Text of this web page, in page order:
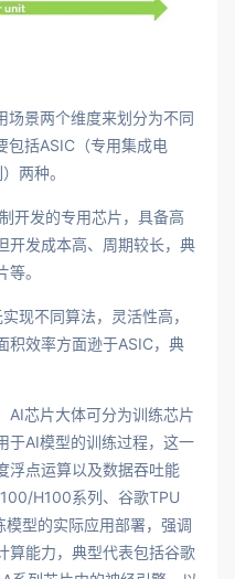
场景两个维度来划分为不同
包括ASIC（专用集成电
两种。
开发的专用芯片，具备高
开发成本高、周期较长，典
。
现不同算法，灵活性高，
积效率方面逊于ASIC，典
AI芯片大体可分为训练芯片
于AI模型的训练过程，这一
浮点运算以及数据吞吐能
H100系列、谷歌TPU
型的实际应用部署，强调
算能力，典型代表包括谷歌